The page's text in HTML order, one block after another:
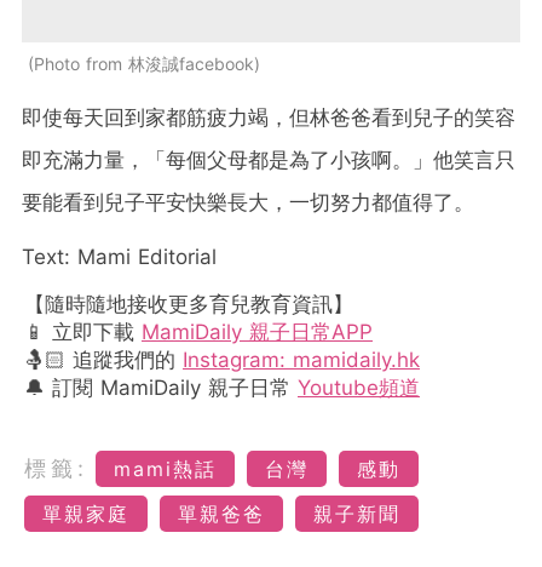
Photo from 林浚誠facebook
即使每天回到家都筋疲力竭，但林爸爸看到兒子的笑容
即充滿力量，「每個父母都是為了小孩啊。」他笑言只
要能看到兒子平安快樂長大，一切努力都值得了。
Text: Mami Editorial
【隨時隨地接收更多育兒教育資訊】
📱 立即下載 MamiDaily 親子日常APP
🤱🏻 追蹤我們的 Instagram: mamidaily.hk
🔔 訂閱 MamiDaily 親子日常 Youtube頻道
標籤: mami熱話 台灣
感動
單親家庭
單親爸爸 親子新聞